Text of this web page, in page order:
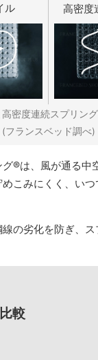
ル 高密度
密度連続スプリング
(フランスベッド調べ)
グ®は、風が通る中
めこみにくく、い
の劣化を防ぎ、
較